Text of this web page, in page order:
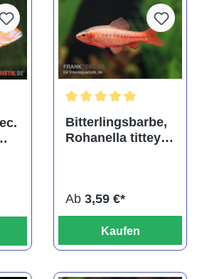
von 5 von 5 Sternen
Bitterlingsbarbe,
Rohanella titteya,
Ab 3,59 €*
Kaufen